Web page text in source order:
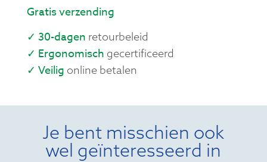
Gratis verzending
✓ 30-dagen retourbeleid
✓ Ergonomisch gecertificeerd
✓ Veilig online betalen
Je bent misschien ook
wel geïnteresseerd in